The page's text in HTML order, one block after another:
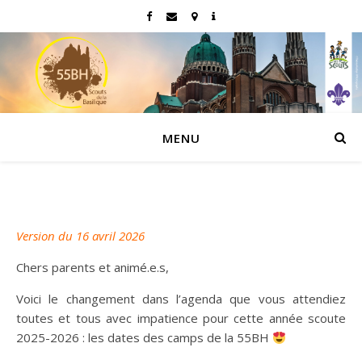
MENU
Version du 16 avril 2026
Chers parents et animé.e.s,
Voici le changement dans l’agenda que vous attendiez
toutes et tous avec impatience pour cette année scoute
2025-2026 : les dates des camps de la 55BH